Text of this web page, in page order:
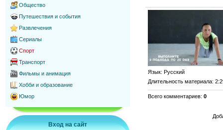
Общество
Путешествия и события
Развлечения
Сериалы
Спорт
Транспорт
Фильмы и анимация
Хобби и образование
Юмор
Вход на сайт
Язык: Русский
Длительность материала:
Всего комментариев: 0